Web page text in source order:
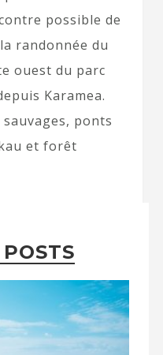
possible de
randonnée du
ouest du parc
Karamea.
ponts
et forêt